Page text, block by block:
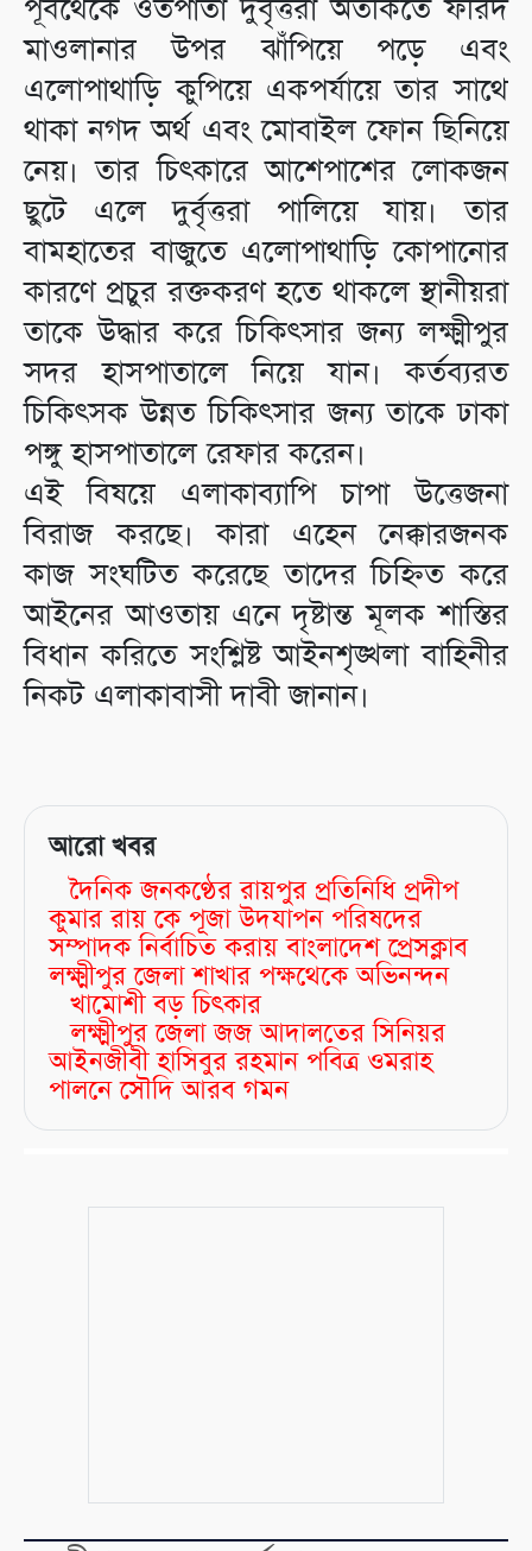
পূর্বথেকে ওতপাতা দুর্বৃত্তরা অতর্কিতে ফরিদ
মাওলানার উপর ঝাঁপিয়ে পড়ে এবং
এলোপাথাড়ি কুপিয়ে একপর্যায়ে তার সাথে
থাকা নগদ অর্থ এবং মোবাইল ফোন ছিনিয়ে
নেয়। তার চিৎকারে আশেপাশের লোকজন
ছুটে এলে দুর্বৃত্তরা পালিয়ে যায়। তার
বামহাতের বাজুতে এলোপাথাড়ি কোপানোর
কারণে প্রচুর রক্তকরণ হতে থাকলে স্থানীয়রা
তাকে উদ্ধার করে চিকিৎসার জন্য লক্ষ্মীপুর
সদর হাসপাতালে নিয়ে যান। কর্তব্যরত
চিকিৎসক উন্নত চিকিৎসার জন্য তাকে ঢাকা
পঙ্গু হাসপাতালে রেফার করেন।
এই বিষয়ে এলাকাব্যাপি চাপা উত্তেজনা
বিরাজ করছে। কারা এহেন নেক্কারজনক
কাজ সংঘটিত করেছে তাদের চিহ্নিত করে
আইনের আওতায় এনে দৃষ্টান্ত মূলক শাস্তির
বিধান করিতে সংশ্লিষ্ট আইনশৃঙ্খলা বাহিনীর
নিকট এলাকাবাসী দাবী জানান।
আরো খবর
দৈনিক জনকণ্ঠের রায়পুর প্রতিনিধি প্রদীপ
কুমার রায় কে পূজা উদযাপন পরিষদের
সম্পাদক নির্বাচিত করায় বাংলাদেশ প্রেসক্লাব
লক্ষ্মীপুর জেলা শাখার পক্ষথেকে অভিনন্দন
খামোশী বড় চিৎকার
লক্ষ্মীপুর জেলা জজ আদালতের সিনিয়র
আইনজীবী হাসিবুর রহমান পবিত্র ওমরাহ
পালনে সৌদি আরব গমন